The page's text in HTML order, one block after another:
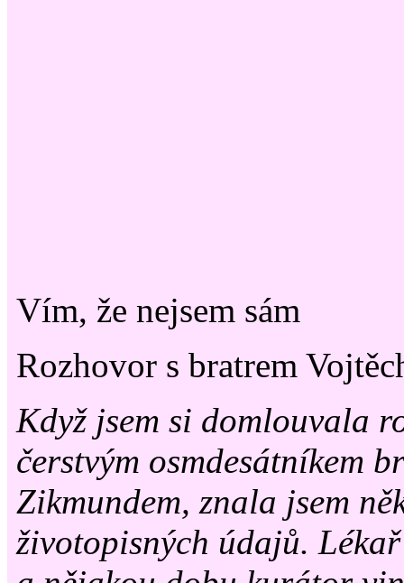
Vím, že nejsem sám
Rozhovor s bratrem
Když jsem si domlouvala
čerstvým osmdesátníkem
Zikmundem, znala jsem
životopisných údajů.